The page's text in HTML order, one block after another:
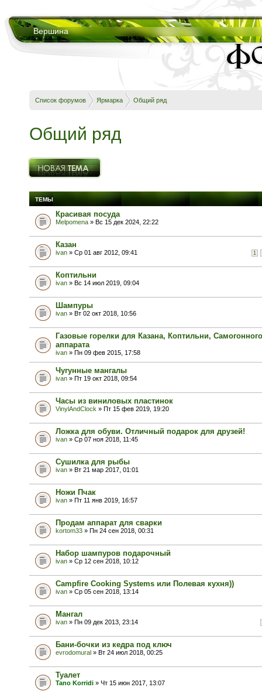
Вершина
Список форумов Ярмарка Общий ряд
Общий ряд
Новая тема
ТЕМЫ
Красивая посуда
Melpomena » Вс 15 дек 2024, 22:22
Казан
1
ivan » Ср 01 авг 2012, 09:41
Коптильни
ivan » Вс 14 июл 2019, 09:04
Шампуры
ivan » Вт 02 окт 2018, 10:56
Газовые горелки для Казана, Коптильни, Самогонного
аппарата
ivan » Пн 09 фев 2015, 17:58
Чугунные мангалы
ivan » Пт 19 окт 2018, 09:54
Часы из виниловых пластинок
VinylAndClock » Пт 15 фев 2019, 19:20
Ложка для обуви. Отличный подарок для друзей!
ivan » Ср 07 ноя 2018, 11:45
Сушилка для рыбы
ivan » Вт 21 мар 2017, 01:01
Ножи Пчак
ivan » Пт 11 янв 2019, 16:57
Продам аппарат для сварки
kortom33 » Пн 24 сен 2018, 00:31
Набор шампуров подарочный
ivan » Ср 12 сен 2018, 10:12
Campfire Cooking Systems или Полевая кухня))
ivan » Ср 05 сен 2018, 13:14
Мангал
ivan » Пн 09 дек 2013, 23:14
Бани-бочки из кедра под ключ
evrodomural » Вт 24 июл 2018, 00:25
Туалет
Tano Korridi » Чт 15 июн 2017, 13:07